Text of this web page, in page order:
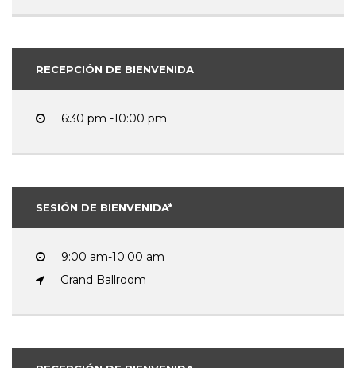
RECEPCIÓN DE BIENVENIDA
6:30 pm -10:00 pm
SESIÓN DE BIENVENIDA*
9:00 am-10:00 am
Grand Ballroom